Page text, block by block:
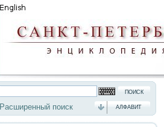
Расширенный поиск АЛФАВИТ